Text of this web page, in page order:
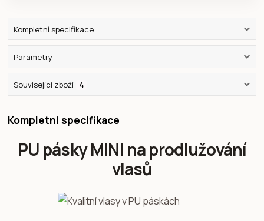
Kompletní specifikace
Parametry
Související zboží 4
Kompletní specifikace
PU pásky MINI na prodlužování
vlasů